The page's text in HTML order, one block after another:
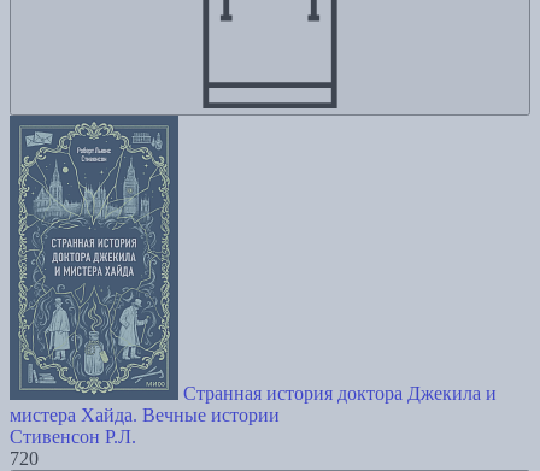
Странная история доктора Джекила и
мистера Хайда. Вечные истории
Стивенсон Р.Л.
720